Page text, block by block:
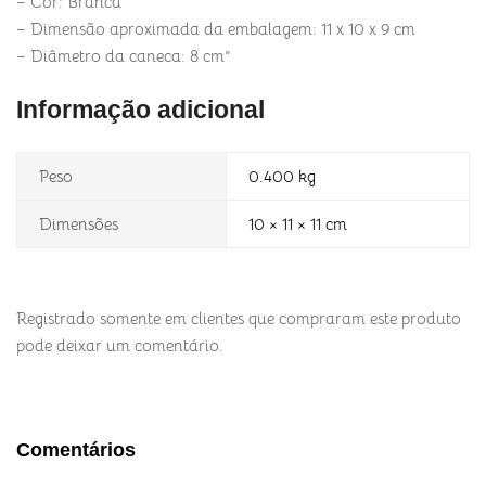
– Dimensão aproximada da embalagem: 11 x 10 x 9 cm
– Diâmetro da caneca: 8 cm”
Informação adicional
Peso 0.400 kg
Dimensões 10 × 11 × 11 cm
Registrado somente em clientes que compraram este produto
pode deixar um comentário.
Comentários